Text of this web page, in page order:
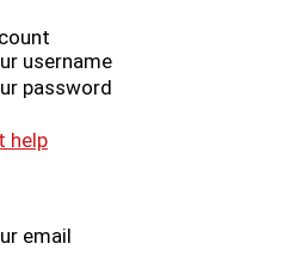
username
password
help
email